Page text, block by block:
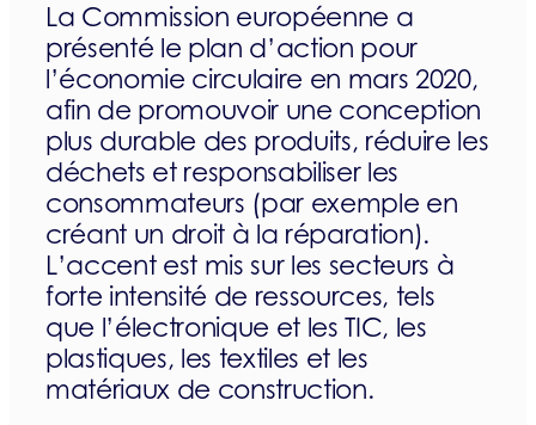
La Commission européenne a
présenté le plan d’action pour
l’économie circulaire en mars 2020,
afin de promouvoir une conception
plus durable des produits, réduire les
déchets et responsabiliser les
consommateurs (par exemple en
créant un droit à la réparation).
L’accent est mis sur les secteurs à
forte intensité de ressources, tels
que l’électronique et les TIC, les
plastiques, les textiles et les
matériaux de construction.